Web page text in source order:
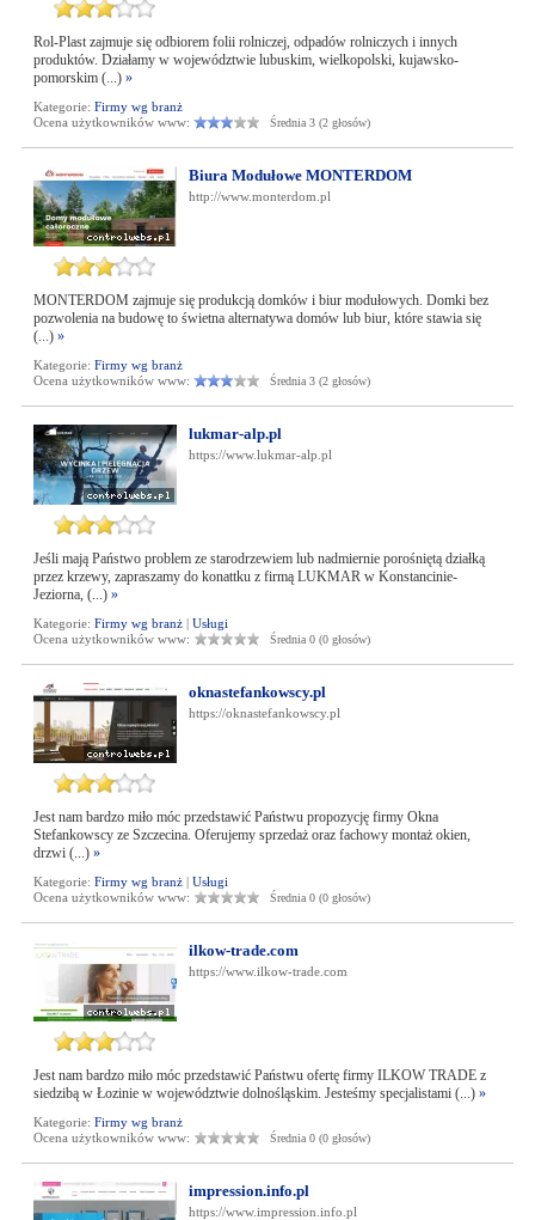
Rol-Plast zajmuje się odbiorem folii rolniczej, odpadów rolniczych i innych
produktów. Działamy w województwie lubuskim, wielkopolski, kujawsko-
pomorskim (...) »
Kategorie: Firmy wg branż
Ocena użytkowników www:
Średnia 3 (2 głosów)
Biura Modułowe MONTERDOM
http://www.monterdom.pl
MONTERDOM zajmuje się produkcją domków i biur modułowych. Domki bez
pozwolenia na budowę to świetna alternatywa domów lub biur, które stawia się
(...) »
Kategorie: Firmy wg branż
Ocena użytkowników www:
Średnia 3 (2 głosów)
lukmar-alp.pl
https://www.lukmar-alp.pl
Jeśli mają Państwo problem ze starodrzewiem lub nadmiernie porośniętą działką
przez krzewy, zapraszamy do konattku z firmą LUKMAR w Konstancinie-
Jeziorna, (...) »
Kategorie: Firmy wg branż| Usługi
Ocena użytkowników www:
Średnia 0 (0 głosów)
oknastefankowscy.pl
https://oknastefankowscy.pl
Jest nam bardzo miło móc przedstawić Państwu propozycję firmy Okna
Stefankowscy ze Szczecina. Oferujemy sprzedaż oraz fachowy montaż okien,
drzwi (...) »
Kategorie: Firmy wg branż| Usługi
Ocena użytkowników www:
Średnia 0 (0 głosów)
ilkow-trade.com
https://www.ilkow-trade.com
Jest nam bardzo miło móc przedstawić Państwu ofertę firmy ILKOW TRADE z
siedzibą w Łozinie w województwie dolnośląskim. Jesteśmy specjalistami (...) »
Kategorie: Firmy wg branż
Ocena użytkowników www:
Średnia 0 (0 głosów)
impression.info.pl
https://www.impression.info.pl